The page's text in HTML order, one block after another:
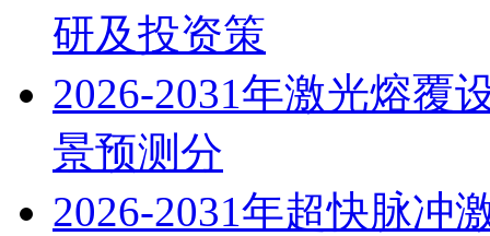
研及投资策
2026-2031年激光熔覆
景预测分
2026-2031年超快脉冲